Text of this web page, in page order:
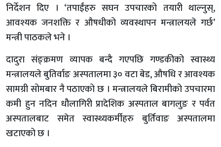
निर्देशन दिए । ‘तपाईंहरु सघन उपचारको तयारी थाल्नुस्,
आवश्यक जनशक्ति र औषधीको व्यवस्थापन मन्त्रालयले गर्छ’
मन्त्री पाठकले भने ।
दादुरा संङ्क्रमण व्यापक बन्दै गएपछि गण्डकीको स्वास्थ्य
मन्त्रालयले बुतिर्वाङ अस्पतालमा ३० वटा बेड, औषधि र आवश्यक
सामग्री सोमबार नै पठाएको छ । मन्त्रालयले बिरामीको उपचारमा
कमी हुन नदिन धौलागिरी प्रादेशिक अस्पताल बागलुङ र पर्वत
अस्पतालबाट समेत स्वास्थ्यकर्मीहरु बुर्तिवाङ अस्पतालमा
खटाएको छ ।